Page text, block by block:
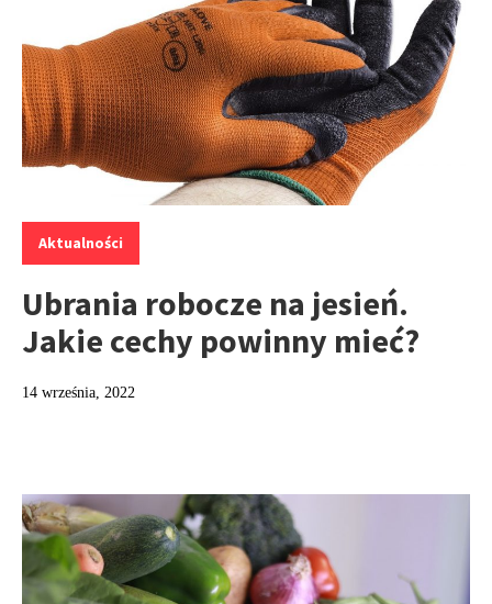
Kategorie:
Aktualności
Ubrania robocze na jesień.
Jakie cechy powinny mieć?
14 września, 2022